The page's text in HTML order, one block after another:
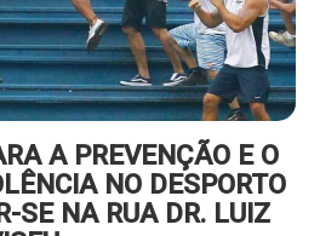
A PREVENÇÃO E O
NO DESPORTO
SE NA RUA DR. LUIZ